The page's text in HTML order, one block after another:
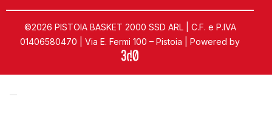
©2026 PISTOIA BASKET 2000 SSD ARL | C.F. e P.IVA
01406580470 | Via E. Fermi 100 – Pistoia | Powered by